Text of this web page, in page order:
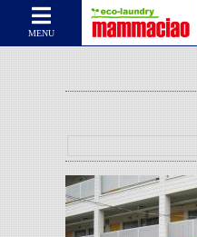
MENU
コインランドリーのマンマチャオ